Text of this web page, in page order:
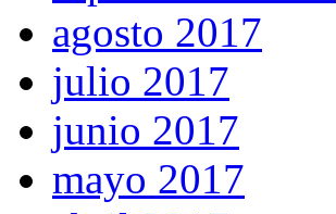
agosto 2017
julio 2017
junio 2017
mayo 2017